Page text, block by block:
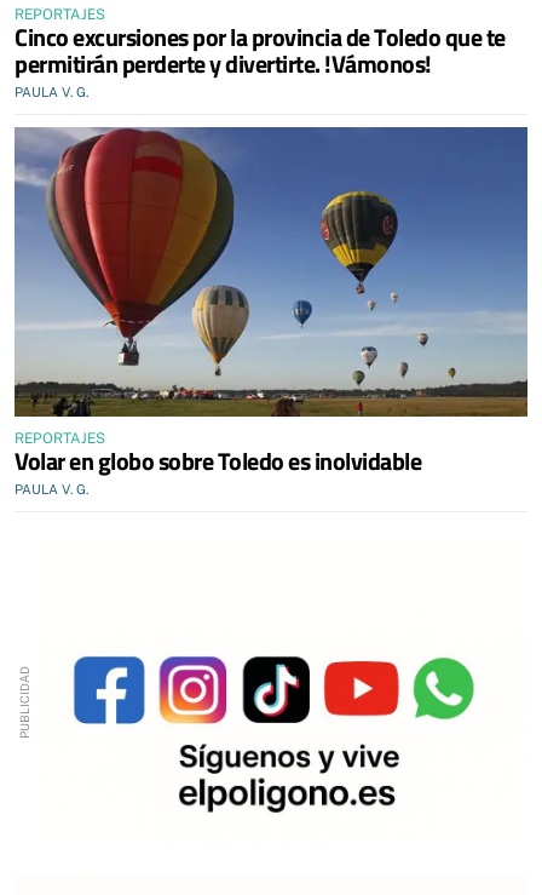
REPORTAJES
Cinco excursiones por la provincia de Toledo que te
permitirán perderte y divertirte. !Vámonos!
PAULA V. G.
REPORTAJES
Volar en globo sobre Toledo es inolvidable
PAULA V. G.